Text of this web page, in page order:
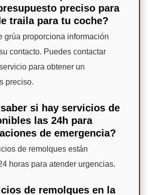
preciso para
traila para tu coche?
grúa proporciona información
contacto. Puedes contactar
para obtener un
preciso.
si hay servicios de
las 24h para
de emergencia?
de remolques están
horas para atender urgencias.
de remolques en la